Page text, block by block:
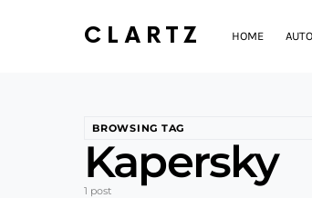
CLARTZ HOME
BROWSING TAG
Kapersky
1 post